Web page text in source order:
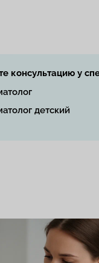
консультацию у
детский